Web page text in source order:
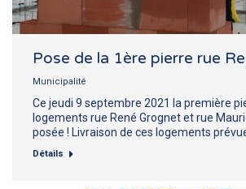
Pose de la 1ère pierre rue
Municipalité
Ce jeudi 9 septembre 2021 la première
logements rue René Grognet et rue
posée ! Livraison de ces logements
Détails